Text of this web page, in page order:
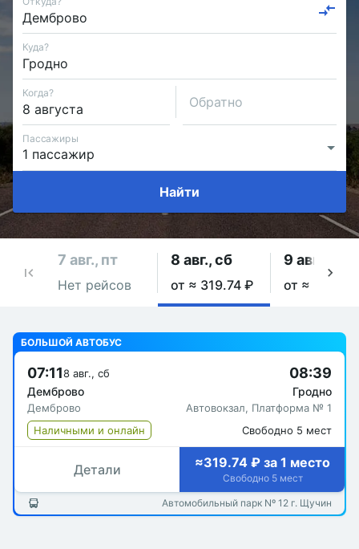
Куда?
Когда?
Обратно
Пассажиры
Найти
7 авг., пт
Нет рейсов
8 авг., сб
от ≈ 319.74 ₽
9 авг., вс
от ≈ 319.74
БОЛЬШОЙ АВТОБУС
07:118 авг., сб
Демброво
Демброво
08:39
Гродно
Автовокзал, Платформа № 1
Наличными и онлайн
Свободно 5 мест
Детали ≈319.74 ₽ за 1 место
Свободно 5 мест
Автомобильный парк Nº 12 г. Щучин